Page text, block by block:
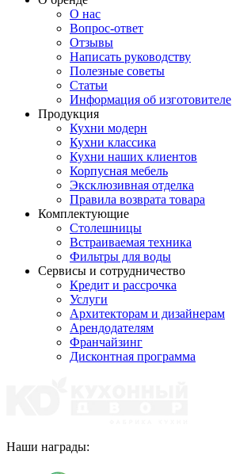
О нас
Вопрос-ответ
Отзывы
Написать руководству
Полезные советы
Статьи
Информация об изготовителе
Продукция
Кухни модерн
Кухни классика
Кухни наших клиентов
Корпусная мебель
Эксклюзивная отделка
Правила возврата товара
Комплектующие
Столешницы
Встраиваемая техника
Фильтры для воды
Сервисы и сотрудничество
Кредит и рассрочка
Услуги
Архитекторам и дизайнерам
Арендодателям
Франчайзинг
Дисконтная программа
Наши награды: